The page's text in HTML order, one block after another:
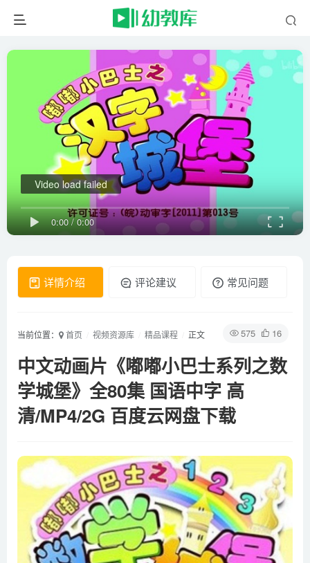
0:00/0:00
Video load failed
详情介绍 评论建议 常见问题
575 16
当前位置： 首页 视频资源库 精品课程 正文
中文动画片《嘟嘟小巴士系列之数
学城堡》全80集 国语中字 高
清/MP4/2G 百度云网盘下载